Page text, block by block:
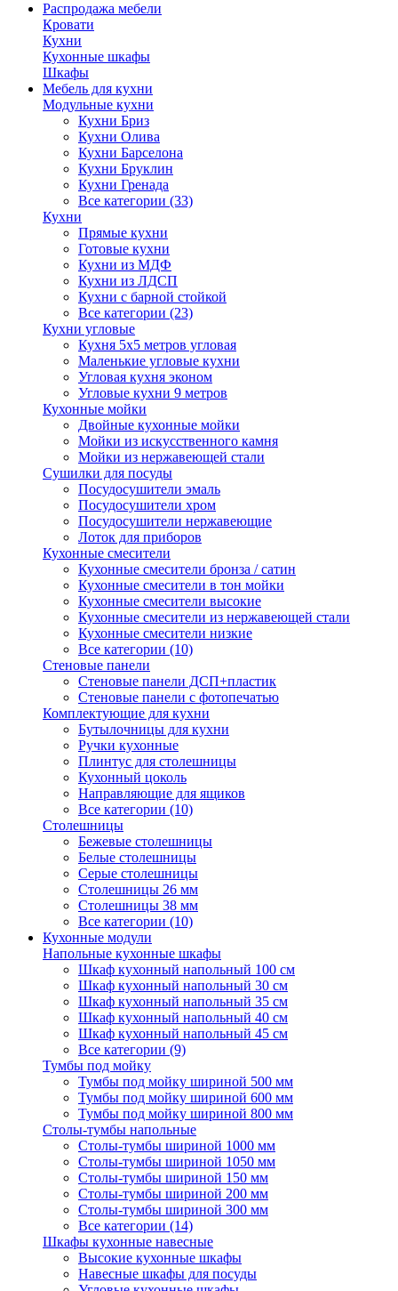
Распродажа мебели
Кровати
Кухни
Кухонные шкафы
Шкафы
Мебель для кухни
Модульные кухни
Кухни Бриз
Кухни Олива
Кухни Барселона
Кухни Бруклин
Кухни Гренада
Все категории (33)
Кухни
Прямые кухни
Готовые кухни
Кухни из МДФ
Кухни из ЛДСП
Кухни с барной стойкой
Все категории (23)
Кухни угловые
Кухня 5х5 метров угловая
Маленькие угловые кухни
Угловая кухня эконом
Угловые кухни 9 метров
Кухонные мойки
Двойные кухонные мойки
Мойки из искусственного камня
Мойки из нержавеющей стали
Сушилки для посуды
Посудосушители эмаль
Посудосушители хром
Посудосушители нержавеющие
Лоток для приборов
Кухонные смесители
Кухонные смесители бронза / сатин
Кухонные смесители в тон мойки
Кухонные смесители высокие
Кухонные смесители из нержавеющей стали
Кухонные смесители низкие
Все категории (10)
Стеновые панели
Стеновые панели ДСП+пластик
Стеновые панели с фотопечатью
Комплектующие для кухни
Бутылочницы для кухни
Ручки кухонные
Плинтус для столешницы
Кухонный цоколь
Направляющие для ящиков
Все категории (10)
Столешницы
Бежевые столешницы
Белые столешницы
Серые столешницы
Столешницы 26 мм
Столешницы 38 мм
Все категории (10)
Кухонные модули
Напольные кухонные шкафы
Шкаф кухонный напольный 100 см
Шкаф кухонный напольный 30 см
Шкаф кухонный напольный 35 см
Шкаф кухонный напольный 40 см
Шкаф кухонный напольный 45 см
Все категории (9)
Тумбы под мойку
Тумбы под мойку шириной 500 мм
Тумбы под мойку шириной 600 мм
Тумбы под мойку шириной 800 мм
Столы-тумбы напольные
Столы-тумбы шириной 1000 мм
Столы-тумбы шириной 1050 мм
Столы-тумбы шириной 150 мм
Столы-тумбы шириной 200 мм
Столы-тумбы шириной 300 мм
Все категории (14)
Шкафы кухонные навесные
Высокие кухонные шкафы
Навесные шкафы для посуды